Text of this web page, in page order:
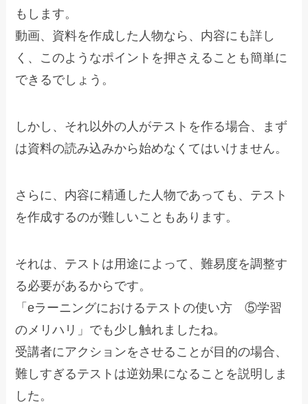
もします。
動画、資料を作成した人物なら、内容にも詳し
く、このようなポイントを押さえることも簡単に
できるでしょう。
しかし、それ以外の人がテストを作る場合、まず
は資料の読み込みから始めなくてはいけません。
さらに、内容に精通した人物であっても、テスト
を作成するのが難しいこともあります。
それは、テストは用途によって、難易度を調整す
る必要があるからです。
「eラーニングにおけるテストの使い方 ⑤学習
のメリハリ」でも少し触れましたね。
受講者にアクションをさせることが目的の場合、
難しすぎるテストは逆効果になることを説明しま
した。